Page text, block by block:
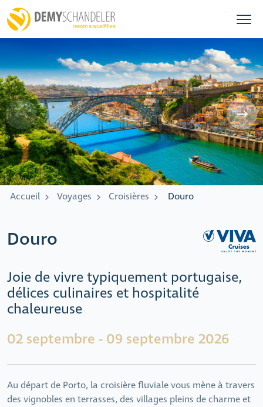
Accueil Voyages Croisières Douro
Douro
Joie de vivre typiquement portugaise,
délices culinaires et hospitalité
chaleureuse
02 septembre - 09 septembre 2026
Au départ de Porto, la croisière fluviale vous mène à travers
des vignobles en terrasses, des villages pleins de charme et